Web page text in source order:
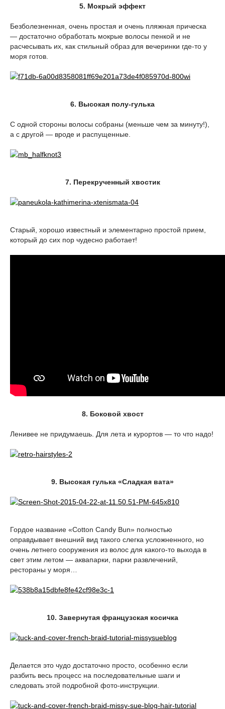
5. Мокрый эффект
Безболезненная, очень простая и очень пляжная прическа
— достаточно обработать мокрые волосы пенкой и не
расчесывать их, как стильный образ для вечеринки где-то у
моря готов.
6. Высокая полу-гулька
С одной стороны волосы собраны (меньше чем за минуту!),
а с другой — вроде и распущенные.
7. Перекрученный хвостик
Старый, хорошо известный и элементарно простой прием,
который до сих пор чудесно работает!
8. Боковой хвост
Ленивее не придумаешь. Для лета и курортов — то что надо!
9. Высокая гулька «Сладкая вата»
Гордое название «Cotton Candy Bun» полностью
оправдывает внешний вид такого слегка усложненного, но
очень летнего сооружения из волос для какого-то выхода в
свет этим летом — аквапарки, парки развлечений,
рестораны у моря…
10. Завернутая французская косичка
Делается это чудо достаточно просто, особенно если
разбить весь процесс на последовательные шаги и
следовать этой подробной фото-инструкции.